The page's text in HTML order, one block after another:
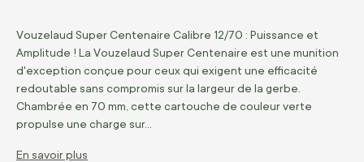
Vouzelaud Super Centenaire Calibre 12/70 : Puissance et
Amplitude ! La Vouzelaud Super Centenaire est une munition
d'exception conçue pour ceux qui exigent une efficacité
redoutable sans compromis sur la largeur de la gerbe.
Chambrée en 70 mm, cette cartouche de couleur verte
propulse une charge sur…
En savoir plus